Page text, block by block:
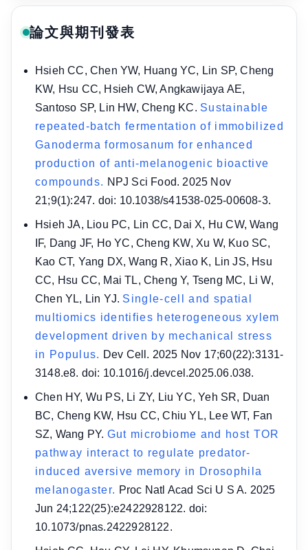
論文與期刊發表
Hsieh CC, Chen YW, Huang YC, Lin SP, Cheng
KW, Hsu CC, Hsieh CW, Angkawijaya AE,
Santoso SP, Lin HW, Cheng KC. Sustainable
repeated-batch fermentation of immobilized
Ganoderma formosanum for enhanced
production of anti-melanogenic bioactive
compounds. NPJ Sci Food. 2025 Nov
21;9(1):247. doi: 10.1038/s41538-025-00608-3.
Hsieh JA, Liou PC, Lin CC, Dai X, Hu CW, Wang
IF, Dang JF, Ho YC, Cheng KW, Xu W, Kuo SC,
Kao CT, Yang DX, Wang R, Xiao K, Lin JS, Hsu
CC, Hsu CC, Mai TL, Cheng Y, Tseng MC, Li W,
Chen YL, Lin YJ. Single-cell and spatial
multiomics identifies heterogeneous xylem
development driven by mechanical stress
in Populus. Dev Cell. 2025 Nov 17;60(22):3131-
3148.e8. doi: 10.1016/j.devcel.2025.06.038.
Chen HY, Wu PS, Li ZY, Liu YC, Yeh SR, Duan
BC, Cheng KW, Hsu CC, Chiu YL, Lee WT, Fan
SZ, Wang PY. Gut microbiome and host TOR
pathway interact to regulate predator-
induced aversive memory in Drosophila
melanogaster. Proc Natl Acad Sci U S A. 2025
Jun 24;122(25):e2422928122. doi:
10.1073/pnas.2422928122.